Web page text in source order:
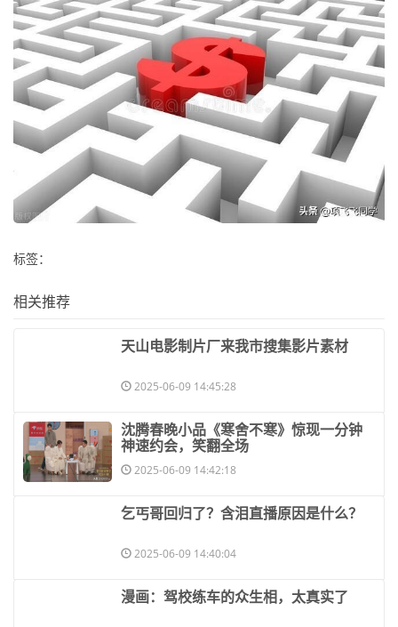
标签：
相关推荐
​天山电影制片厂来我市搜集影片素材
2025-06-09 14:45:28
​沈腾春晚小品《寒舍不寒》惊现一分钟
神速约会，笑翻全场
2025-06-09 14:42:18
​乞丐哥回归了？含泪直播原因是什么？
2025-06-09 14:40:04
​漫画：驾校练车的众生相，太真实了